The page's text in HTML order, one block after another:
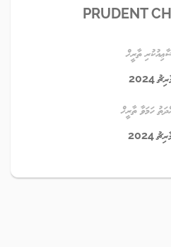
PRUDENT
ތާރީޚް
ހަމަވާ ތާރީޚް